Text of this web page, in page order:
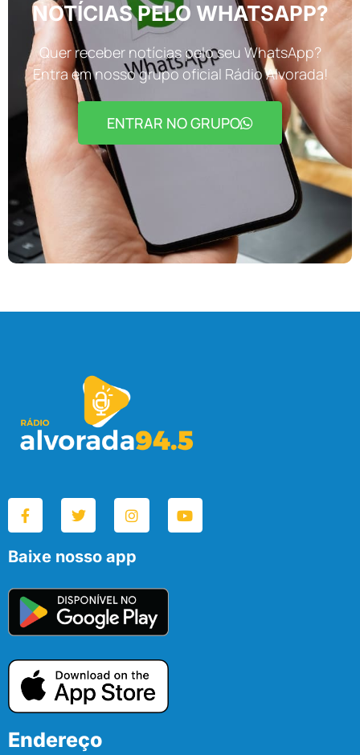
NOTÍCIAS PELO WHATSAPP?
Quer receber notícias pelo seu WhatsApp?
Entra em nosso grupo oficial Rádio Alvorada!
ENTRAR NO GRUPO
Baixe nosso app
Endereço